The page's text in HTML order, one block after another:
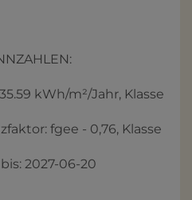
kWh/m²/Jahr, Klasse
fgee - 0,76, Klasse
2027-06-20